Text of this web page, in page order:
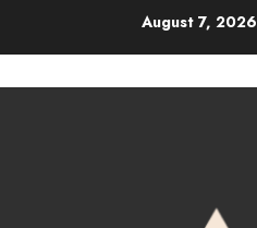
August 7, 2026